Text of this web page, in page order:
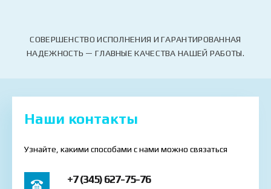
СОВЕРШЕНСТВО ИСПОЛНЕНИЯ И ГАРАНТИРОВАННАЯ
НАДЕЖНОСТЬ — ГЛАВНЫЕ КАЧЕСТВА НАШЕЙ РАБОТЫ.
Наши контакты
Узнайте, какими способами с нами можно связаться
+7 (345) 627-75-76